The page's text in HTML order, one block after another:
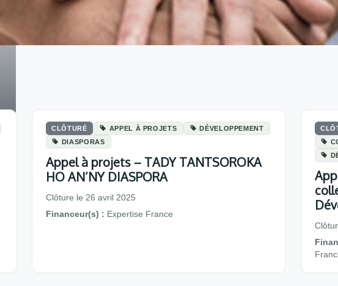
CLÔTURÉ APPEL À PROJETS
DÉVELOPPEMENT
DIASPORAS
Appel à projets – TADY TANTSOROKA
HO AN’NY DIASPORA
Clôture le 26 avril 2025
Financeur(s) : Expertise France